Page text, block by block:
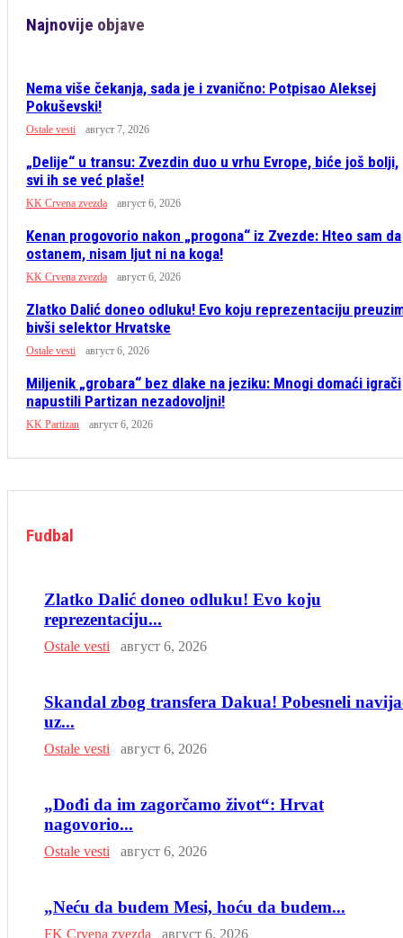
Najnovije objave
Nema više čekanja, sada je i zvanično: Potpisao Aleksej
Pokuševski!
Ostale vesti август 7, 2026
„Delije“ u transu: Zvezdin duo u vrhu Evrope, biće još bolji,
svi ih se već plaše!
KK Crvena zvezda август 6, 2026
Kenan progovorio nakon „progona“ iz Zvezde: Hteo sam da
ostanem, nisam ljut ni na koga!
KK Crvena zvezda август 6, 2026
Zlatko Dalić doneo odluku! Evo koju reprezentaciju
bivši selektor Hrvatske
Ostale vesti август 6, 2026
Miljenik „grobara“ bez dlake na jeziku: Mnogi domaći igrači
napustili Partizan nezadovoljni!
KK Partizan август 6, 2026
Fudbal
Zlatko Dalić doneo odluku! Evo koju
reprezentaciju...
Ostale vesti август 6, 2026
Skandal zbog transfera Dakua! Pobesneli
uz...
Ostale vesti август 6, 2026
„Dođi da im zagorčamo život“: Hrvat
nagovorio...
Ostale vesti август 6, 2026
„Neću da budem Mesi, hoću da budem...
FK Crvena zvezda август 6, 2026